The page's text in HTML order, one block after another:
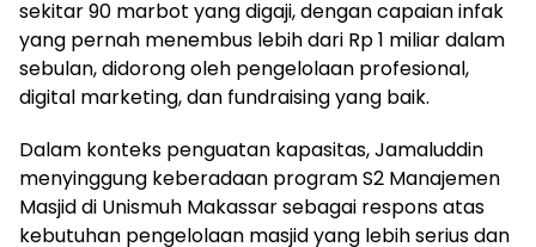
sekitar 90 marbot yang digaji, dengan capaian infak
yang pernah menembus lebih dari Rp 1 miliar dalam
sebulan, didorong oleh pengelolaan profesional,
digital marketing, dan fundraising yang baik.
Dalam konteks penguatan kapasitas, Jamaluddin
menyinggung keberadaan program S2 Manajemen
Masjid di Unismuh Makassar sebagai respons atas
kebutuhan pengelolaan masjid yang lebih serius dan